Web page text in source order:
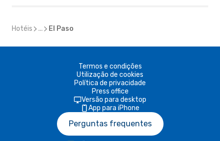
Hotéis ... El Paso
Termos e condições
Utilização de cookies
Política de privacidade
Press office
Versão para desktop
App para iPhone
Perguntas frequentes